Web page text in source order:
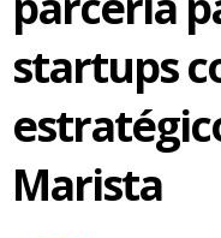
startups
Marista